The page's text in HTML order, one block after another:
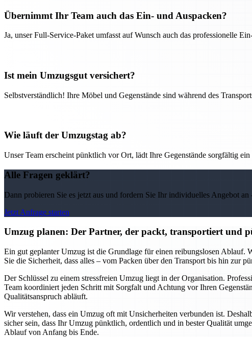
Übernimmt Ihr Team auch das Ein- und Auspacken?
Ja, unser Full-Service-Paket umfasst auf Wunsch auch das professionelle
Ist mein Umzugsgut versichert?
Selbstverständlich! Ihre Möbel und Gegenstände sind während des
Wie läuft der Umzugstag ab?
Unser Team erscheint pünktlich vor Ort, lädt Ihre Gegenstände sorgfältig
Alle Fragen geklärt?
Dann probieren Sie es jetzt aus und fordern Sie Ihr individuelles Angebot
Jetzt Anfrage starten
Umzug planen: Der Partner, der packt, transportiert und
Ein gut geplanter Umzug ist die Grundlage für einen reibungslosen Ablauf.
Sie die Sicherheit, dass alles – vom Packen über den Transport bis hin zur
Der Schlüssel zu einem stressfreien Umzug liegt in der Organisation.
Team koordiniert jeden Schritt mit Sorgfalt und Achtung vor Ihren
Qualitätsanspruch abläuft.
Wir verstehen, dass ein Umzug oft mit Unsicherheiten verbunden ist.
sicher sein, dass Ihr Umzug pünktlich, ordentlich und in bester Qualität
Ablauf von Anfang bis Ende.